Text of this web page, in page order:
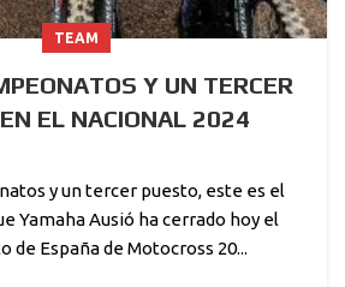
TEAM
Y UN TERCER
EL NACIONAL 2024
y un tercer puesto, este es el
Yamaha Ausió ha cerrado hoy el
de España de Motocross 20...